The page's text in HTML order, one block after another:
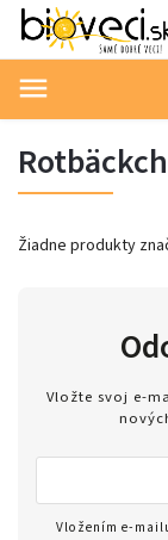
Žiadne produkty
Vložte svoj e-
Vložením e-